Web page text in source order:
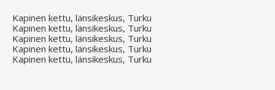
Kapinen kettu, länsikeskus, Turku
Kapinen kettu, länsikeskus, Turku
Kapinen kettu, länsikeskus, Turku
Kapinen kettu, länsikeskus, Turku
Kapinen kettu, länsikeskus, Turku